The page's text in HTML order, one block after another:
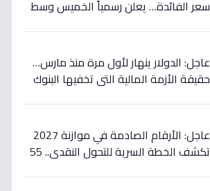
سعر الفائدة… يعلن رسمياً الخميس وسط
عاجل: الدولار ينهار لأول مرة منذ مارس…
حقيقة الأزمة المالية التي تخفيها البنوك
عاجل: الأرقام الصادمة في موازنة 2027
تكشف الخطة السرية للتحول النقدي.. 55